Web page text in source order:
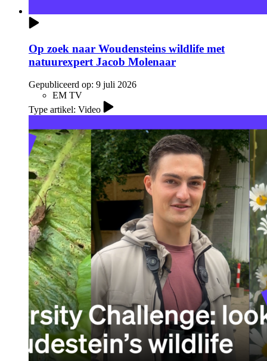
Op zoek naar Woudensteins wildlife met
natuurexpert Jacob Molenaar
Gepubliceerd op: 9 juli 2026
EM TV
Type artikel: Video